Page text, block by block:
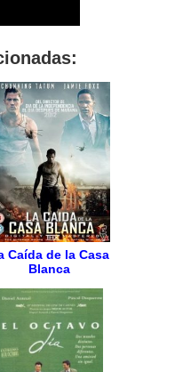
Caída de la Casa
Blanca